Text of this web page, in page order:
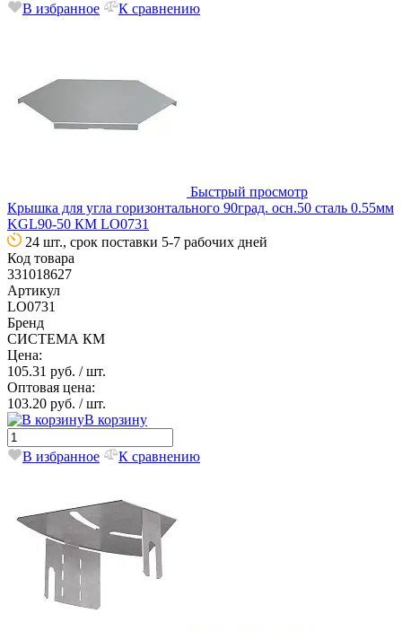
В избранное К сравнению
Быстрый просмотр
Крышка для угла горизонтального 90град. осн.50 сталь 0.55мм
KGL90-50 КМ LO0731
24 шт., срок поставки 5-7 рабочих дней
Код товара
331018627
Артикул
LO0731
Бренд
СИСТЕМА КМ
Цена:
105.31 руб. / шт.
Оптовая цена:
103.20 руб. / шт.
В корзину
В избранное К сравнению